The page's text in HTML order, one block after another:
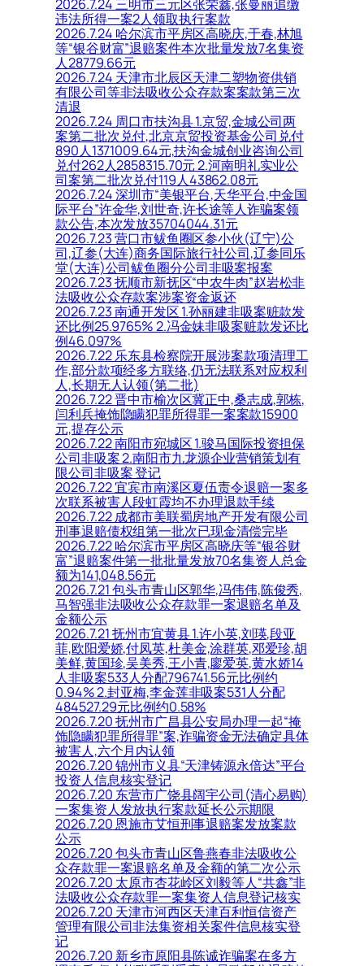
2026.7.24 三明市三元区张荣鑫,张曼丽追缴
违法所得一案2人领取执行案款
2026.7.24 哈尔滨市平房区高晓庆,于春,林旭
等“银谷财富”退赔案件本次批量发放7名集资
人28779.66元
2026.7.24 天津市北辰区天津二塑物资供销
有限公司等非法吸收公众存款案案款第三次
清退
2026.7.24 周口市扶沟县 1.京贸,金城公司两
案第二批次兑付,北京京贸投资基金公司兑付
890人1371009.64元,扶沟金城创业咨询公司
兑付262人2858315.70元 2.河南明礼实业公
司案第二批次兑付119人43862.08元
2026.7.24 深圳市“美银平台,天华平台,中金国
际平台”许金华,刘世奇,许长途等人诈骗案领
款公告,本次发放35704044.31元
2026.7.23 营口市鲅鱼圈区参小伙(辽宁)公
司,辽参(大连)商务国际旅行社公司,辽参同乐
堂(大连)公司鲅鱼圈分公司非吸案报案
2026.7.23 抚顺市新抚区“中农牛肉”赵岩松非
法吸收公众存款案涉案资金返还
2026.7.23 南通开发区 1.孙丽建非吸案赃款发
还比例25.9765% 2.冯金妹非吸案赃款发还比
例46.097%
2026.7.22 乐东县检察院开展涉案款项清理工
作,部分款项经多方联络,仍无法联系对应权利
人,长期无人认领(第二批)
2026.7.22 晋中市榆次区冀正中,桑志成,郭栋,
闫利兵掩饰隐瞒犯罪所得罪一案案款15900
元,提存公示
2026.7.22 南阳市宛城区 1.骏马国际投资担保
公司非吸案 2.南阳市九龙源企业营销策划有
限公司非吸案 登记
2026.7.22 宜宾市南溪区夏伍责令退赔一案多
次联系被害人段虹霞均不办理退款手续
2026.7.22 成都市美联蜀房地产开发有限公司
刑事退赔债权组第一批次已现金清偿完毕
2026.7.22 哈尔滨市平房区高晓庆等“银谷财
富”退赔案件第一批批量发放70名集资人总金
额为141,048.56元
2026.7.21 包头市青山区郭华,冯伟伟,陈俊秀,
马智强非法吸收公众存款罪一案退赔名单及
金额公示
2026.7.21 抚州市宜黄县 1.许小英,刘瑛,段亚
菲,欧阳爱娇,付凤英,杜美金,涂群英,邓爱珍,胡
美鲜,黄国珍,吴美秀,王小青,廖爱英,黄水娇14
人非吸案533人分配796741.56元比例约
0.94% 2.封亚梅,李金莲非吸案531人分配
484527.29元比例约0.58%
2026.7.20 抚州市广昌县公安局办理一起“掩
饰隐瞒犯罪所得罪”案,诈骗资金无法确定具体
被害人,六个月内认领
2026.7.20 锦州市义县“天津铸源永倍达”平台
投资人信息核实登记
2026.7.20 东营市广饶县阔宇公司(清心易购)
一案集资人发放执行案款延长公示期限
2026.7.20 恩施市艾恒刑事退赔案发放案款
公示
2026.7.20 包头市青山区鲁燕春非法吸收公
众存款罪一案退赔名单及金额的第二次公示
2026.7.20 太原市杏花岭区刘毅等人“共鑫”非
法吸收公众存款罪一案集资人信息登记核实
2026.7.20 天津市河西区天津百利恒信资产
管理有限公司非法集资相关案件信息核实登
记
2026.7.20 新乡市原阳县陈诚诈骗案在多方